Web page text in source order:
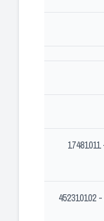
452310102